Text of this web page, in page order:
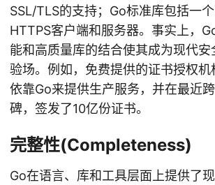
SSL/TLS的支持；Go标准库包括一
HTTPS客户端和服务器。事实上，
能和高质量库的结合使其成为现代
验场。例如，免费提供的证书授权
依靠Go来提供生产服务，并在最近
碑，签发了10亿份证书。
完整性(Completeness)
Go在语言、库和工具层面上提供了